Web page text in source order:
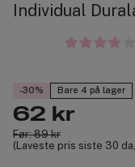
Individual
-30% Bare 4 på lager
62 kr
Før: 89 kr
(Laveste pris siste 30